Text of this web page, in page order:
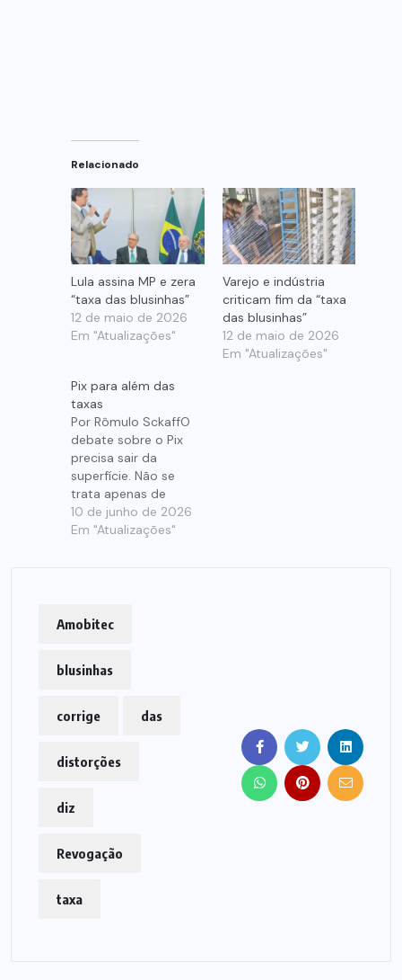
Relacionado
Lula assina MP e zera
“taxa das blusinhas”
12 de maio de 2026
Em "Atualizações"
Varejo e indústria
criticam fim da “taxa
das blusinhas”
12 de maio de 2026
Em "Atualizações"
Pix para além das
taxas
Por Rômulo SckaffO
debate sobre o Pix
precisa sair da
superfície. Não se
trata apenas de
dinheiro, de taxa ou
de arrecadação. A
informação.O Pix
circula no Brasil, mas
circulação. Antes, boa
10 de junho de 2026
Em "Atualizações"
Amobitec
blusinhas
corrige das
distorções
diz
Revogação
taxa